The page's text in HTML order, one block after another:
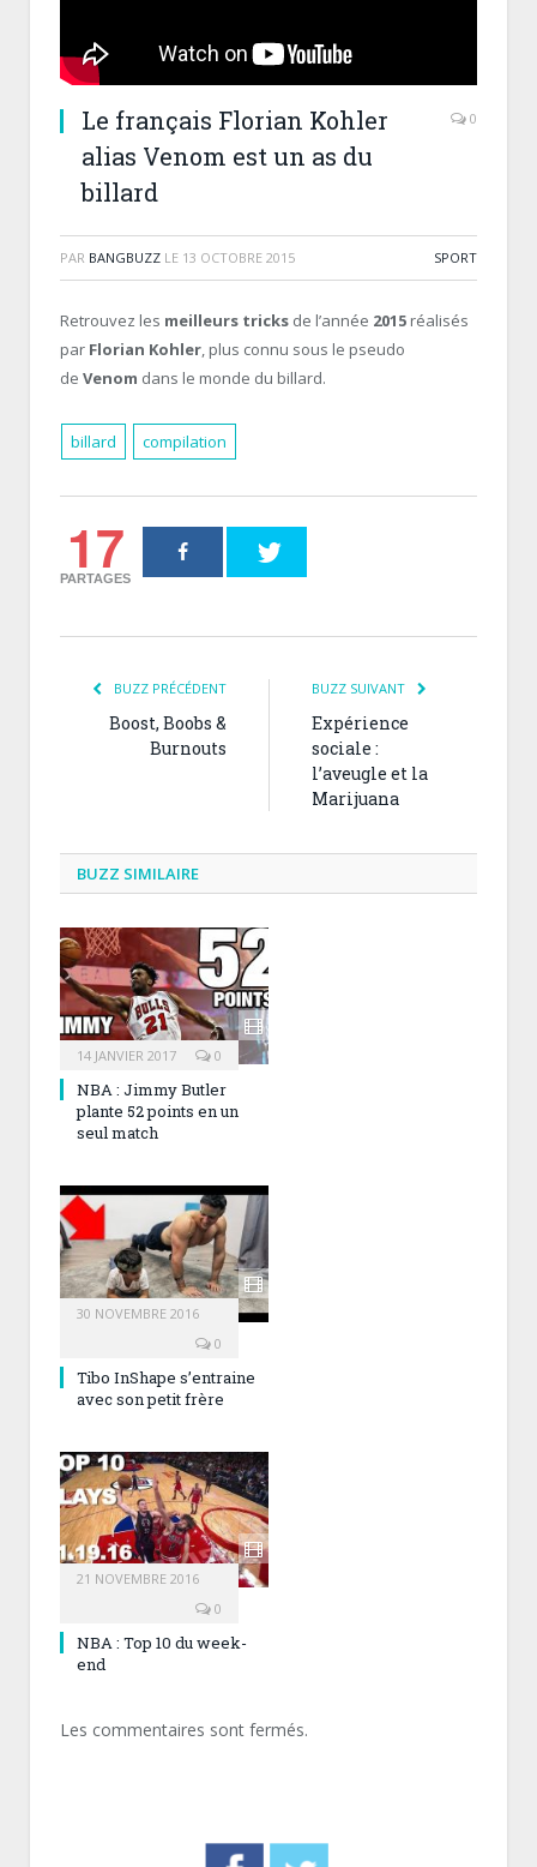
Le français Florian Kohler
alias Venom est un as du
billard
0
PAR BANGBUZZ LE 13 OCTOBRE 2015 SPORT
Retrouvez les meilleurs tricks de l’année 2015 réalisés
par Florian Kohler, plus connu sous le pseudo
de Venom dans le monde du billard.
billard compilation
17
PARTAGES
BUZZ PRÉCÉDENT
Boost, Boobs &
Burnouts
BUZZ SUIVANT
Expérience
sociale :
l’aveugle et la
Marijuana
BUZZ SIMILAIRE
14 JANVIER 2017 0
NBA : Jimmy Butler
plante 52 points en un
seul match
30 NOVEMBRE 2016
0
Tibo InShape s’entraine
avec son petit frère
21 NOVEMBRE 2016
0
NBA : Top 10 du week-
end
Les commentaires sont fermés.